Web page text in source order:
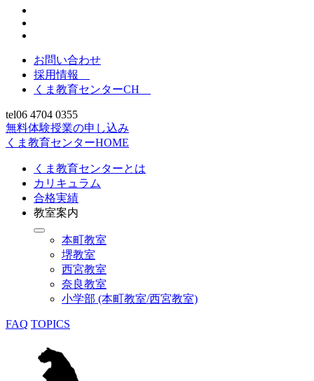
お問い合わせ
採用情報
くま教育センターCH
tel06 4704 0355
無料体験授業の申し込み
くま教育センターHOME
くま教育センターとは
カリキュラム
合格実績
教室案内
本町教室
堺教室
西宮教室
奈良教室
小学部 (本町教室/西宮教室)
FAQ TOPICS